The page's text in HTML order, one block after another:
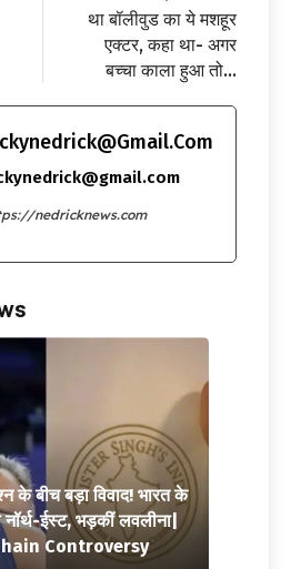
था बॉलीवुड का ये मशहूर
एक्टर, कहा था- अगर
बच्चा काला हुआ तो…
nedricknews.com
के बीच बड़ा विवाद! भारत के
ईस्ट, भड़कीं लवलीना|
Controversy